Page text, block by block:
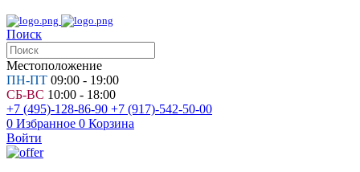
Поиск
Местоположение
ПН-ПТ 09:00 - 19:00
СБ-ВС 10:00 - 18:00
+7 (495)-128-86-90 +7 (917)-542-50-00
0 Избранное 0 Корзина
Войти